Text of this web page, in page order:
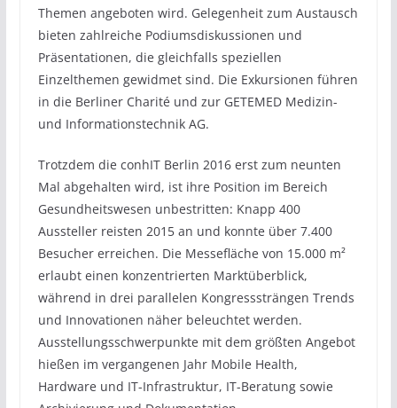
Themen angeboten wird. Gelegenheit zum Austausch
bieten zahlreiche Podiumsdiskussionen und
Präsentationen, die gleichfalls speziellen
Einzelthemen gewidmet sind. Die Exkursionen führen
in die Berliner Charité und zur GETEMED Medizin-
und Informationstechnik AG.
Trotzdem die conhIT Berlin 2016 erst zum neunten
Mal abgehalten wird, ist ihre Position im Bereich
Gesundheitswesen unbestritten: Knapp 400
Aussteller reisten 2015 an und konnte über 7.400
Besucher erreichen. Die Messefläche von 15.000 m²
erlaubt einen konzentrierten Marktüberblick,
während in drei parallelen Kongresssträngen Trends
und Innovationen näher beleuchtet werden.
Ausstellungsschwerpunkte mit dem größten Angebot
hießen im vergangenen Jahr Mobile Health,
Hardware und IT-Infrastruktur, IT-Beratung sowie